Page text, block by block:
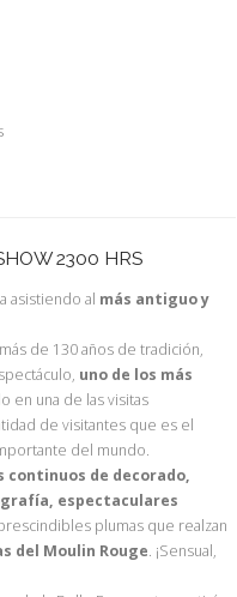
2300 HRS
asistiendo al más antiguo y
de 130 años de tradición,
uno de los más
en una de las visitas
de visitantes que es el
del mundo.
continuos de decorado,
espectaculares
plumas que realzan
del Moulin Rouge. ¡Sensual,